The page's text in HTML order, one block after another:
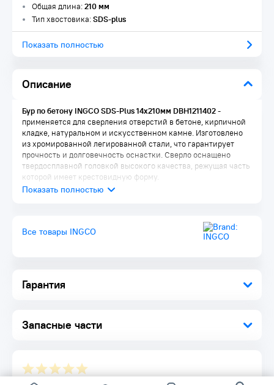
Описание
Гарантия
Запасные части
Общая длина:210 мм
Тип хвостовика:SDS-plus
Показать полностью
Бур по бетону INGCO SDS-Plus 14х210мм DBH1211402-
применяется для сверления отверстий в бетоне, кирпичной
кладке, натуральном и искусственном камне. Изготовлено
из хромированной легированной стали, что гарантирует
прочность и долговечность оснастки. Сверло оснащено
твердосплавной головкой высокого качества, режущая часть
которой имеет крестовидную форму.
Все товары INGCO